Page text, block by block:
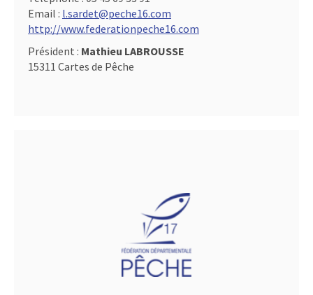
Email : l.sardet@peche16.com
http://www.federationpeche16.com
Président : Mathieu LABROUSSE
15311 Cartes de Pêche